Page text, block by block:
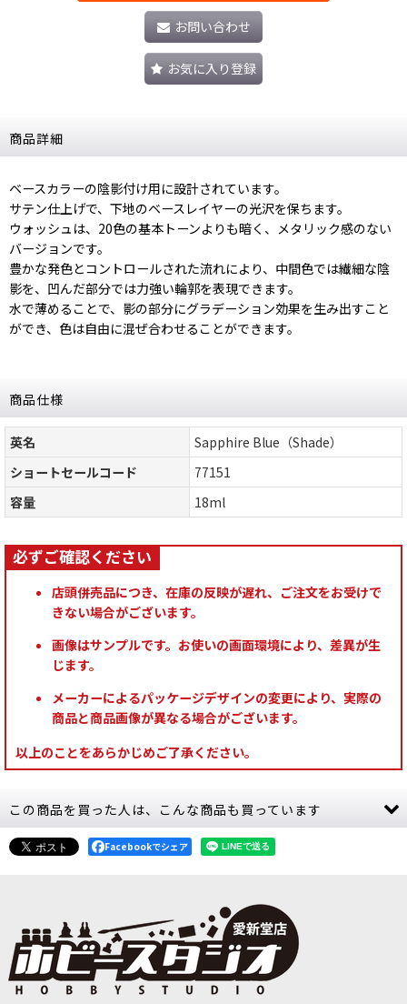
お問い合わせ
お気に入り登録
商品詳細
ベースカラーの陰影付け用に設計されています。
サテン仕上げで、下地のベースレイヤーの光沢を保ちます。
ウォッシュは、20色の基本トーンよりも暗く、メタリック感のない
バージョンです。
豊かな発色とコントロールされた流れにより、中間色では繊細な陰
影を、凹んだ部分では力強い輪郭を表現できます。
水で薄めることで、影の部分にグラデーション効果を生み出すこと
ができ、色は自由に混ぜ合わせることができます。
商品仕様
英名
Sapphire Blue（Shade）
ショートセールコード
77151
容量
18ml
店頭併売品につき、在庫の反映が遅れ、ご注文をお受けで
きない場合がございます。
画像はサンプルです。お使いの画面環境により、差異が生
じます。
メーカーによるパッケージデザインの変更により、実際の
商品と商品画像が異なる場合がございます。
以上のことをあらかじめご了承ください。
この商品を買った人は、こんな商品も買っています
Facebookでシェア